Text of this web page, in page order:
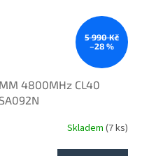
5 990 Kč
–28 %
4800MHz CL40
Skladem (7 ks)